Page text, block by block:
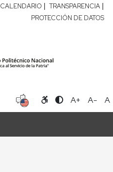
CALENDARIO | TRANSPARENCIA |
PROTECCIÓN DE DATOS
A+ A- A